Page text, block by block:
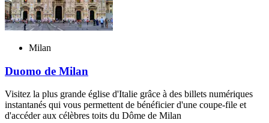
Milan
Duomo de Milan
Visitez la plus grande église d'Italie grâce à des billets numériques
instantanés qui vous permettent de bénéficier d'une coupe-file et
d'accéder aux célèbres toits du Dôme de Milan